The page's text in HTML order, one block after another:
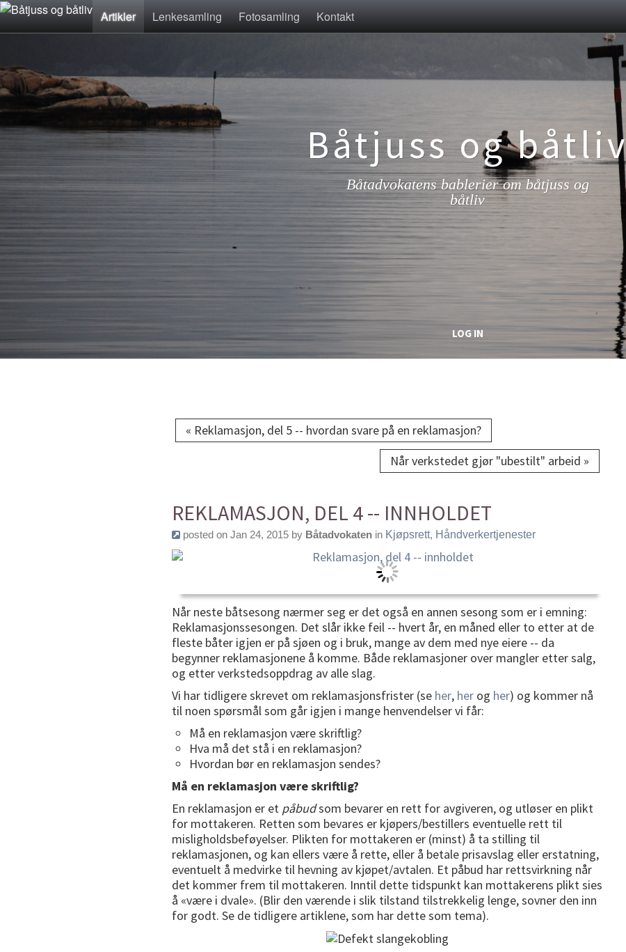
Artikler Lenkesamling Fotosamling Kontakt
Båtjuss og båtliv
Båtadvokatens bablerier om båtjuss og
båtliv
LOG IN
« Reklamasjon, del 5 -- hvordan svare på en reklamasjon?
Når verkstedet gjør "ubestilt" arbeid »
REKLAMASJON, DEL 4 -- INNHOLDET
posted on Jan 24, 2015 by Båtadvokaten in Kjøpsrett, Håndverkertjenester
Når neste båtsesong nærmer seg er det også en annen sesong som er i emning:
Reklamasjonssesongen. Det slår ikke feil -- hvert år, en måned eller to etter at de
fleste båter igjen er på sjøen og i bruk, mange av dem med nye eiere -- da
begynner reklamasjonene å komme. Både reklamasjoner over mangler etter salg,
og etter verkstedsoppdrag av alle slag.
Vi har tidligere skrevet om reklamasjonsfrister (se her, her og her) og kommer nå
til noen spørsmål som går igjen i mange henvendelser vi får:
Må en reklamasjon være skriftlig?
Hva må det stå i en reklamasjon?
Hvordan bør en reklamasjon sendes?
Må en reklamasjon være skriftlig?
En reklamasjon er et påbudsom bevarer en rett for avgiveren, og utløser en plikt
for mottakeren. Retten som bevares er kjøpers/bestillers eventuelle rett til
misligholdsbeføyelser. Plikten for mottakeren er (minst) å ta stilling til
reklamasjonen, og kan ellers være å rette, eller å betale prisavslag eller erstatning,
eventuelt å medvirke til hevning av kjøpet/avtalen. Et påbud har rettsvirkning når
det kommer frem til mottakeren. Inntil dette tidspunkt kan mottakerens plikt sies
å «være i dvale». (Blir den værende i slik tilstand tilstrekkelig lenge, sovner den inn
for godt. Se de tidligere artiklene, som har dette som tema).